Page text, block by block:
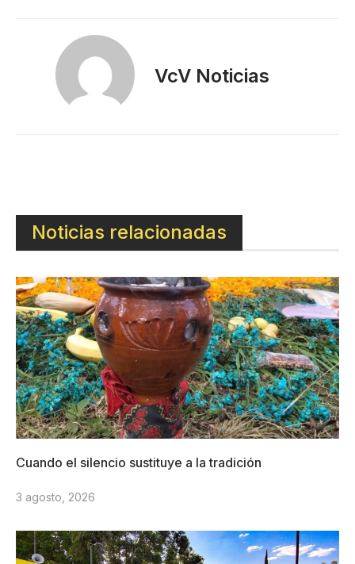
VcV Noticias
Noticias relacionadas
Cuando el silencio sustituye a la tradición
3 agosto, 2026